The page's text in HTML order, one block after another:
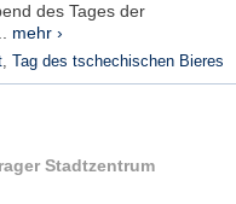
des Tages der
mehr ›
, Tag des tschechischen Bieres
Stadtzentrum